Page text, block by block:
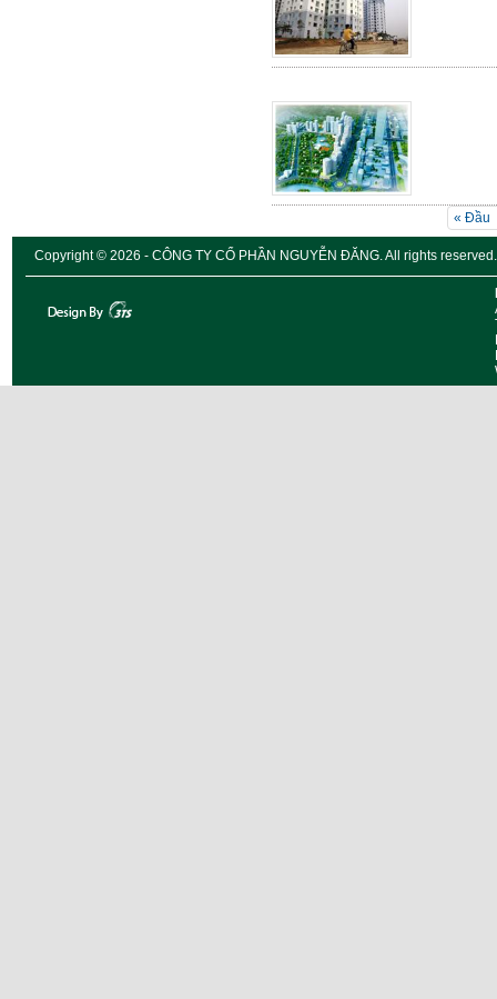
« Đầu
Copyright © 2026 - CÔNG TY CỔ PHẦN NGUYỄN ĐĂNG. All rights reserved.